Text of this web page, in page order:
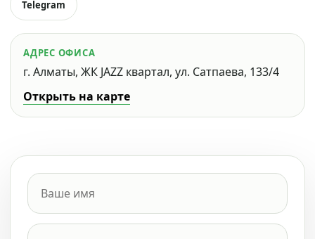
Telegram
АДРЕС ОФИСА
г. Алматы, ЖК JAZZ квартал, ул. Сатпаева, 133/4
Открыть на карте